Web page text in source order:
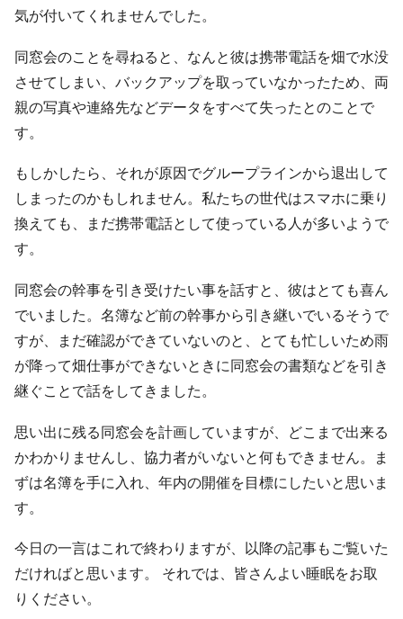
気が付いてくれませんでした。
同窓会のことを尋ねると、なんと彼は携帯電話を畑で水没
させてしまい、バックアップを取っていなかったため、両
親の写真や連絡先などデータをすべて失ったとのことで
す。
もしかしたら、それが原因でグループラインから退出して
しまったのかもしれません。私たちの世代はスマホに乗り
換えても、まだ携帯電話として使っている人が多いようで
す。
同窓会の幹事を引き受けたい事を話すと、彼はとても喜ん
でいました。名簿など前の幹事から引き継いでいるそうで
すが、まだ確認ができていないのと、とても忙しいため雨
が降って畑仕事ができないときに同窓会の書類などを引き
継ぐことで話をしてきました。
思い出に残る同窓会を計画していますが、どこまで出来る
かわかりませんし、協力者がいないと何もできません。ま
ずは名簿を手に入れ、年内の開催を目標にしたいと思いま
す。
今日の一言はこれで終わりますが、以降の記事もご覧いた
だければと思います。 それでは、皆さんよい睡眠をお取
りください。